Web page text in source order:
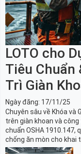
LOTO cho
Tiêu Chuẩn
Trì Giàn
Ngày đăng: 17/11/25
Chuyên sâu về Khóa và
trên giàn khoan và
chuẩn OSHA 1910.147,
chống ăn mòn cho khai